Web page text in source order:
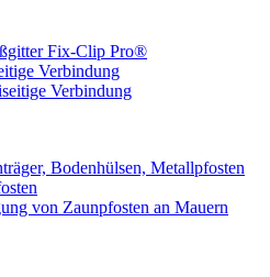
Fix-Clip Pro®
Verbindung
Verbindung
Bodenhülsen, Metallpfosten
von Zaunpfosten an Mauern